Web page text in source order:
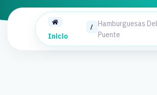
Inicio
/
Hamburguesas Del
Puente